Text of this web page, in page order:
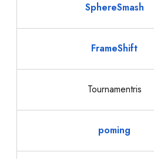
SphereSmash
FrameShift
Tournamentris
poming